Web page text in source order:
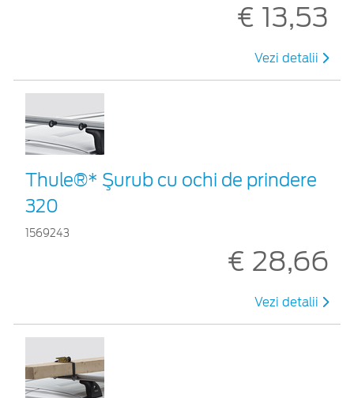
€ 13,53
Vezi detalii
Thule®* Şurub cu ochi de prindere
320
1569243
€ 28,66
Vezi detalii